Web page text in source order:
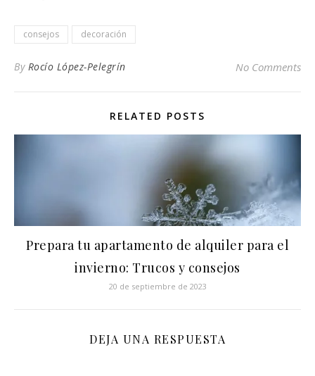
consejos decoración
By Rocío López-Pelegrín No Comments
RELATED POSTS
Prepara tu apartamento de alquiler para el
invierno: Trucos y consejos
20 de septiembre de 2023
DEJA UNA RESPUESTA